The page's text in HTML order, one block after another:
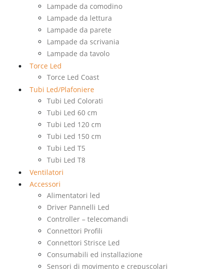
Lampade da comodino
Lampade da lettura
Lampade da parete
Lampade da scrivania
Lampade da tavolo
Torce Led
Torce Led Coast
Tubi Led/Plafoniere
Tubi Led Colorati
Tubi Led 60 cm
Tubi Led 120 cm
Tubi Led 150 cm
Tubi Led T5
Tubi Led T8
Ventilatori
Accessori
Alimentatori led
Driver Pannelli Led
Controller – telecomandi
Connettori Profili
Connettori Strisce Led
Consumabili ed installazione
Sensori di movimento e crepuscolari